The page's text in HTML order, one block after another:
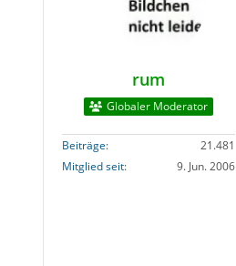
rum
Globaler Moderator
Beiträge
21.481
Mitglied seit
9. Jun. 2006